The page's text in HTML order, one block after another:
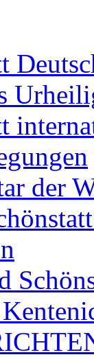
der